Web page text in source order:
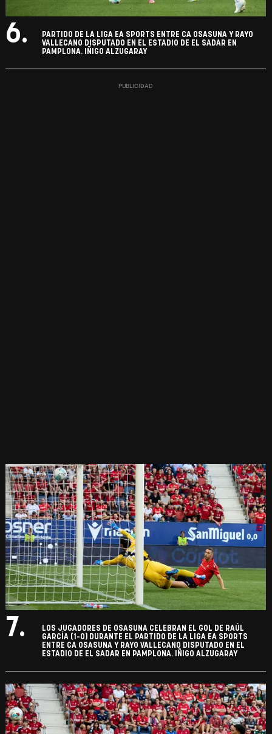
6.
PARTIDO DE LA LIGA EA SPORTS ENTRE CA OSASUNA Y RAYO
VALLECANO DISPUTADO EN EL ESTADIO DE EL SADAR EN
PAMPLONA. IÑIGO ALZUGARAY
7.
LOS JUGADORES DE OSASUNA CELEBRAN EL GOL DE RAÚL
GARCÍA (1-0) DURANTE EL PARTIDO DE LA LIGA EA SPORTS
ENTRE CA OSASUNA Y RAYO VALLECANO DISPUTADO EN EL
ESTADIO DE EL SADAR EN PAMPLONA. IÑIGO ALZUGARAY